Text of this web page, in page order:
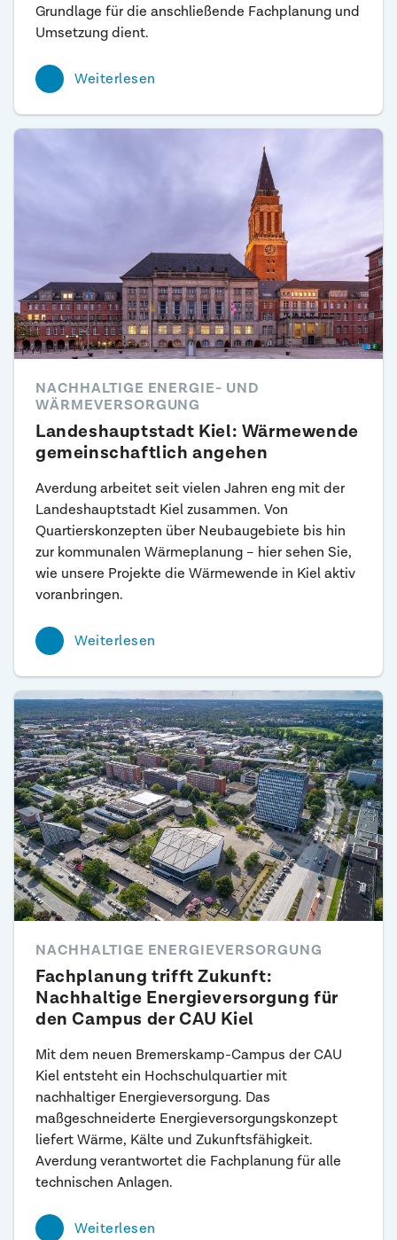
Grundlage für die anschließende Fachplanung und
Umsetzung dient.
Weiterlesen
NACHHALTIGE ENERGIE- UND
WÄRMEVERSORGUNG
Landeshauptstadt Kiel: Wärmewende
gemeinschaftlich angehen
Averdung arbeitet seit vielen Jahren eng mit der
Landeshauptstadt Kiel zusammen. Von
Quartierskonzepten über Neubaugebiete bis hin
zur kommunalen Wärmeplanung – hier sehen Sie,
wie unsere Projekte die Wärmewende in Kiel aktiv
voranbringen.
Weiterlesen
NACHHALTIGE ENERGIEVERSORGUNG
Fachplanung trifft Zukunft:
Nachhaltige Energieversorgung für
den Campus der CAU Kiel
Mit dem neuen Bremerskamp-Campus der CAU
Kiel entsteht ein Hochschulquartier mit
nachhaltiger Energieversorgung. Das
maßgeschneiderte Energieversorgungskonzept
liefert Wärme, Kälte und Zukunftsfähigkeit.
Averdung verantwortet die Fachplanung für alle
technischen Anlagen.
Weiterlesen